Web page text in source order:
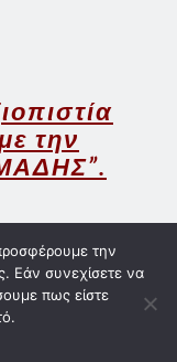
την
Reserved -
την
Εάν συνεχίσετε να
πως είστε